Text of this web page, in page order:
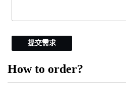
提交需求
How to order?